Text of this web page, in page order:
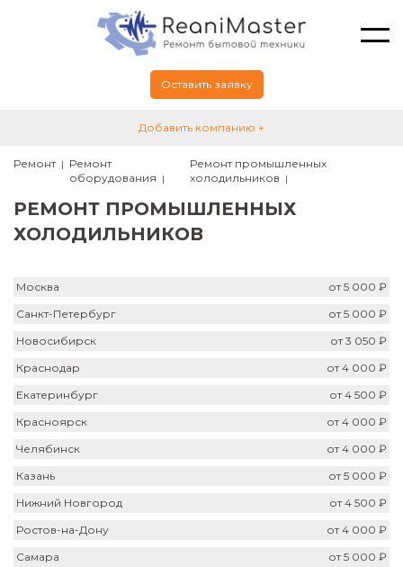
Оставить заявку
Добавить компанию +
Ремонт
Ремонт
оборудования
Ремонт промышленных
холодильников
РЕМОНТ ПРОМЫШЛЕННЫХ
ХОЛОДИЛЬНИКОВ
Москва
от 5 000 ₽
Санкт-Петербург
от 5 000 ₽
Новосибирск
от 3 050 ₽
Краснодар
от 4 000 ₽
Екатеринбург
от 4 500 ₽
Красноярск
от 4 000 ₽
Челябинск
от 4 000 ₽
Казань
от 5 000 ₽
Нижний Новгород
от 4 500 ₽
Ростов-на-Дону
от 4 000 ₽
Самара
от 5 000 ₽